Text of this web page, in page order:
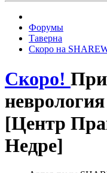
Форумы
Таверна
Скоро на
Скоро!
[Центр
Недре]